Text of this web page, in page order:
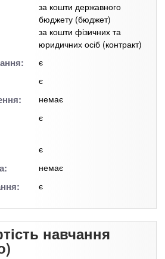
за кошти державного
бюджету (бюджет)
за кошти фізичних та
юридичних осіб (контракт)
є
є
немає
є
є
немає
є
навчання